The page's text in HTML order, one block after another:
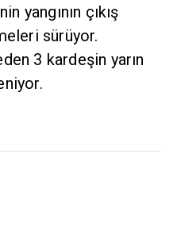
yangının çıkış
sürüyor.
3 kardeşin yarın